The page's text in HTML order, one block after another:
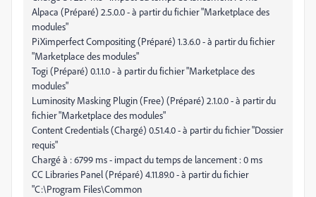
Alpaca (Préparé) 2.5.0.0 - à partir du fichier "Marketplace des
modules"
PiXimperfect Compositing (Préparé) 1.3.6.0 - à partir du fichier
"Marketplace des modules"
Togi (Préparé) 0.1.1.0 - à partir du fichier "Marketplace des
modules"
Luminosity Masking Plugin (Free) (Préparé) 2.1.0.0 - à partir du
fichier "Marketplace des modules"
Content Credentials (Chargé) 0.51.4.0 - à partir du fichier "Dossier
requis"
Chargé à : 6799 ms - impact du temps de lancement : 0 ms
CC Libraries Panel (Préparé) 4.11.89.0 - à partir du fichier
"C:\Program Files\Common